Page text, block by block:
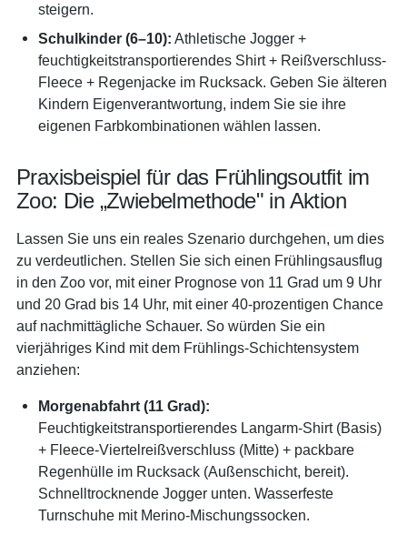
steigern.
Schulkinder (6–10): Athletische Jogger +
feuchtigkeitstransportierendes Shirt + Reißverschluss-
Fleece + Regenjacke im Rucksack. Geben Sie älteren
Kindern Eigenverantwortung, indem Sie sie ihre
eigenen Farbkombinationen wählen lassen.
Praxisbeispiel für das Frühlingsoutfit im
Zoo: Die „Zwiebelmethode" in Aktion
Lassen Sie uns ein reales Szenario durchgehen, um dies
zu verdeutlichen. Stellen Sie sich einen Frühlingsausflug
in den Zoo vor, mit einer Prognose von 11 Grad um 9 Uhr
und 20 Grad bis 14 Uhr, mit einer 40-prozentigen Chance
auf nachmittägliche Schauer. So würden Sie ein
vierjähriges Kind mit dem Frühlings-Schichtensystem
anziehen:
Morgenabfahrt (11 Grad):
Feuchtigkeitstransportierendes Langarm-Shirt (Basis)
+ Fleece-Viertelreißverschluss (Mitte) + packbare
Regenhülle im Rucksack (Außenschicht, bereit).
Schnelltrocknende Jogger unten. Wasserfeste
Turnschuhe mit Merino-Mischungssocken.